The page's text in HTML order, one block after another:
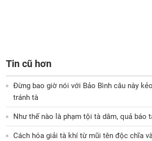
Tin cũ hơn
Đừng bao giờ nói với Bảo Bình câu này
tránh tà
Như thế nào là phạm tội tà dâm, quả báo
Cách hóa giải tà khí từ mũi tên độc chĩa